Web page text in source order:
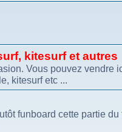
kitesurf et autres
Vous pouvez vendre
kitesurf etc ...
funboard cette partie